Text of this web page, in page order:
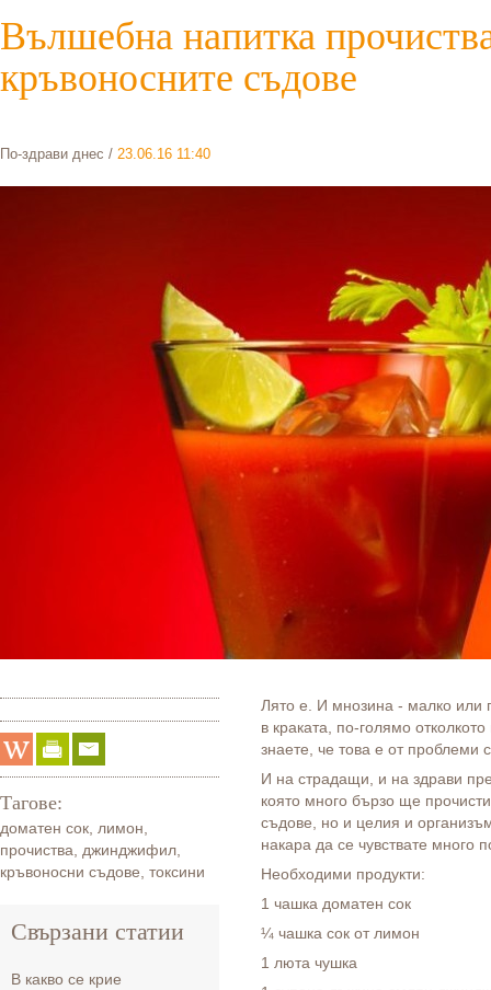
Вълшебна напитка
кръвоносните съдове
По-здрави днес / 23.06.16 11:40
Лято е. И мнозина - малко или
в краката, по-голямо
знаете, че това е от проблеми
И на страдащи, и на здрави
която много бързо ще
съдове, но и целия и
накара да се чувствате много
Необходими продукти:
1 чашка доматен сок
¼ чашка сок от лимон
1 люта чушка
Тагове:
доматен сок лимон
прочиства
джинджифил
кръвоносни съдове токсини
Свързани статии
В какво се крие